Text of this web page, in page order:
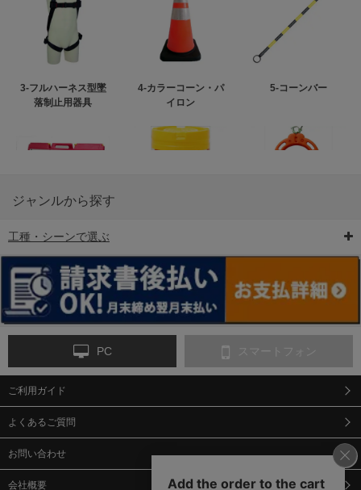
3-フルハーネス型墜
落制止用器具
4-カラーコーン・パ
イロン
5-コーンバー
6-矢印板/LED矢印板
ンス
9-点字マット・タイ
ジャンルから探す
工種・シーンで選ぶ
PC スマートフォン
ご利用ガイド
よくあるご質問
お問い合わせ
会社概要